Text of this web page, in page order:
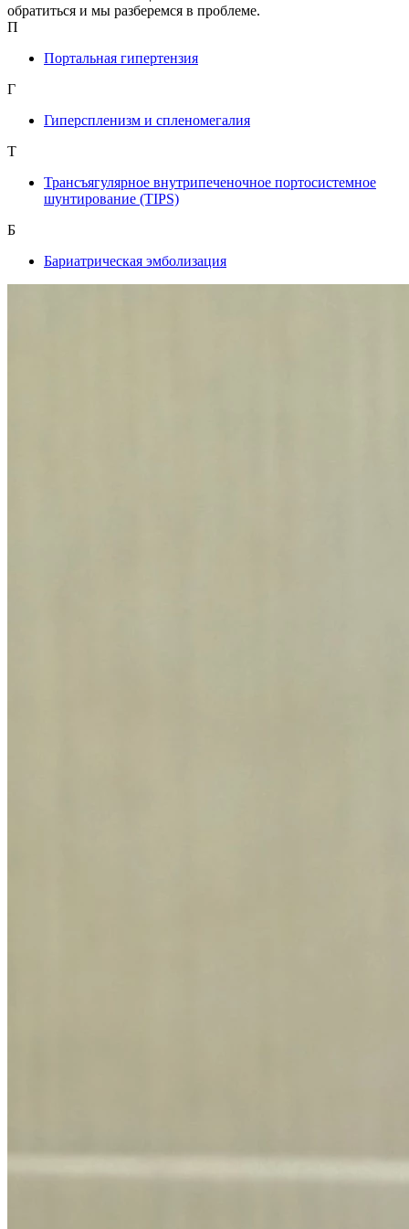
обратиться и мы разберемся в проблеме.
П
Портальная гипертензия
Г
Гиперспленизм и спленомегалия
Т
Трансъягулярное внутрипеченочное портосистемное
шунтирование (TIPS)
Б
Бариатрическая эмболизация